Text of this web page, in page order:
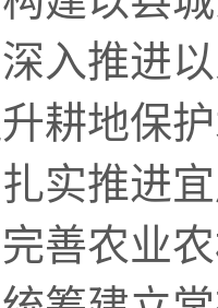
入推进
耕地保
实推进
善农业